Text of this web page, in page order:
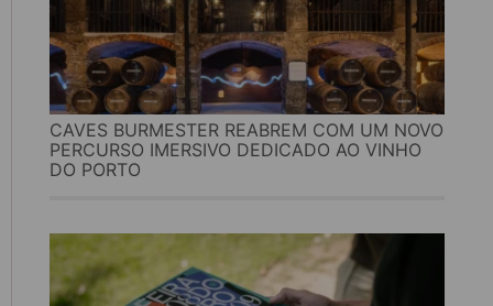
CAVES BURMESTER REABREM COM UM NOVO
PERCURSO IMERSIVO DEDICADO AO VINHO
DO PORTO